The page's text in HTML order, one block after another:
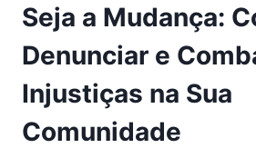
Seja a Mudança:
Denunciar e
Injustiças na Sua
Comunidade